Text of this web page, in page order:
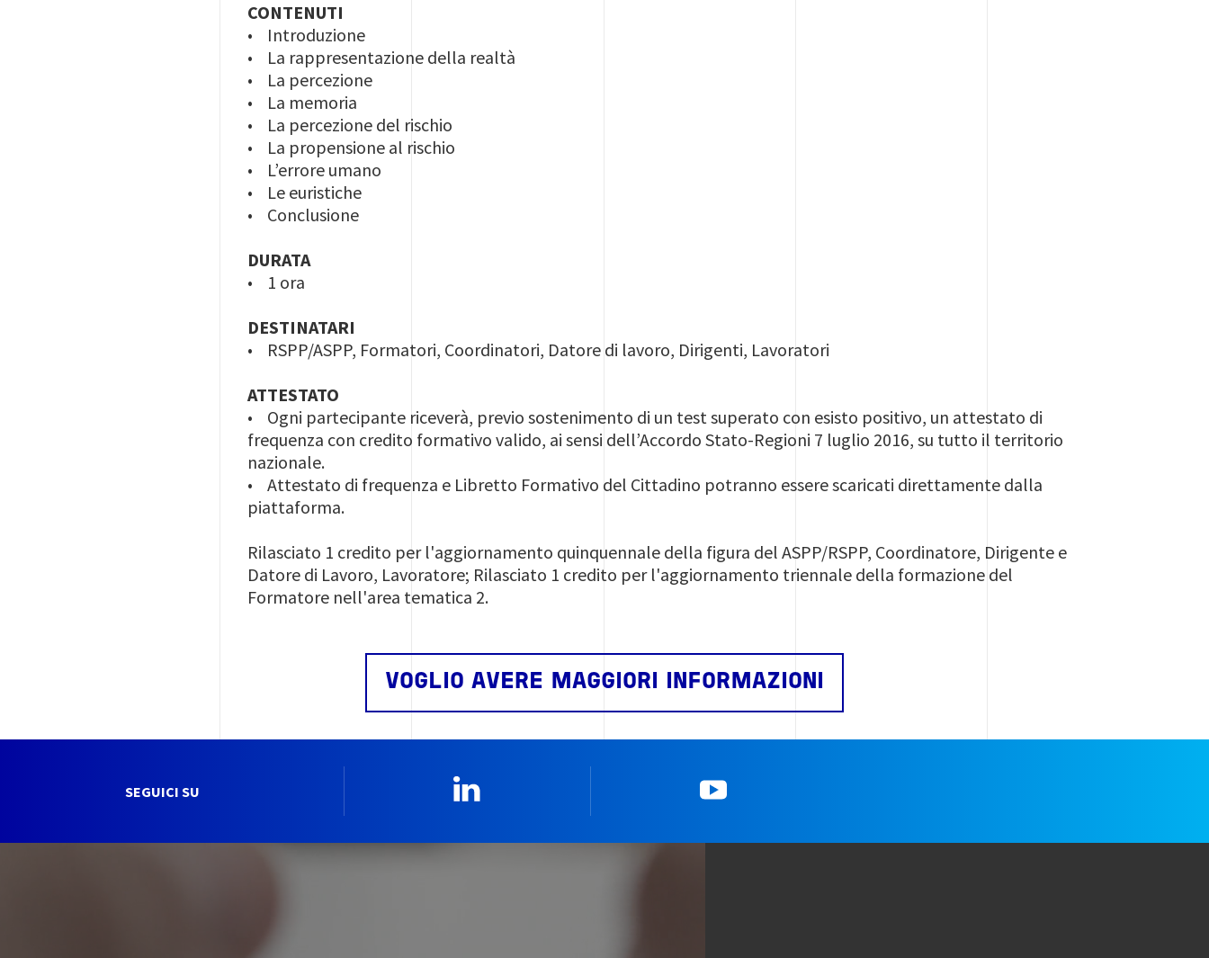
CONTENUTI
• Introduzione
• La rappresentazione della realtà
• La percezione
• La memoria
• La percezione del rischio
• La propensione al rischio
• L’errore umano
• Le euristiche
• Conclusione
DURATA
• 1 ora
DESTINATARI
• RSPP/ASPP, Formatori, Coordinatori, Datore di lavoro, Dirigenti, Lavoratori
ATTESTATO
• Ogni partecipante riceverà, previo sostenimento di un test superato con esisto positivo, un attestato di
frequenza con credito formativo valido, ai sensi dell’Accordo Stato-Regioni 7 luglio 2016, su tutto il territorio
nazionale.
• Attestato di frequenza e Libretto Formativo del Cittadino potranno essere scaricati direttamente dalla
piattaforma.
Rilasciato 1 credito per l'aggiornamento quinquennale della figura del ASPP/RSPP, Coordinatore, Dirigente e
Datore di Lavoro, Lavoratore; Rilasciato 1 credito per l'aggiornamento triennale della formazione del
Formatore nell'area tematica 2.
VOGLIO AVERE MAGGIORI INFORMAZIONI
SEGUICI SU